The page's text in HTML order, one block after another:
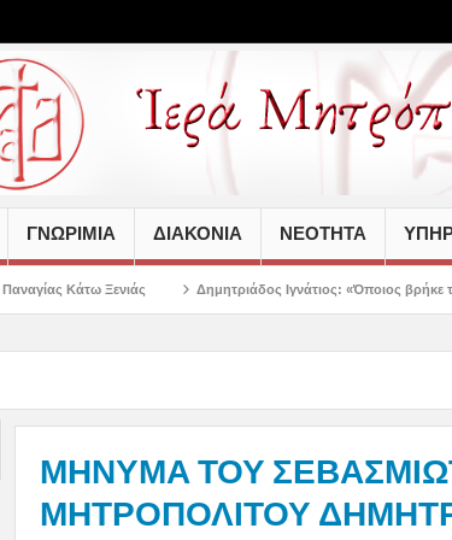
ΓΝΩΡΙΜΙΑ ΔΙΑΚΟΝΙΑ ΝΕΟΤΗΤΑ
Δημητριάδος Ιγνάτιος: «Όποιος βρήκε το μυστικό της
ΜΗΝΥΜΑ ΤΟΥ
ΜΗΤΡΟΠΟΛΙΤΟΥ